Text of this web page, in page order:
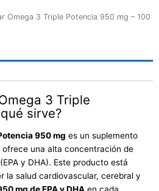
Omega 3 Triple Potencia 950 mg – 100
3 Triple
sirve?
950 mg es un suplemento
una alta concentración de
(EPA y DHA). Este producto está
la salud cardiovascular, cerebral y